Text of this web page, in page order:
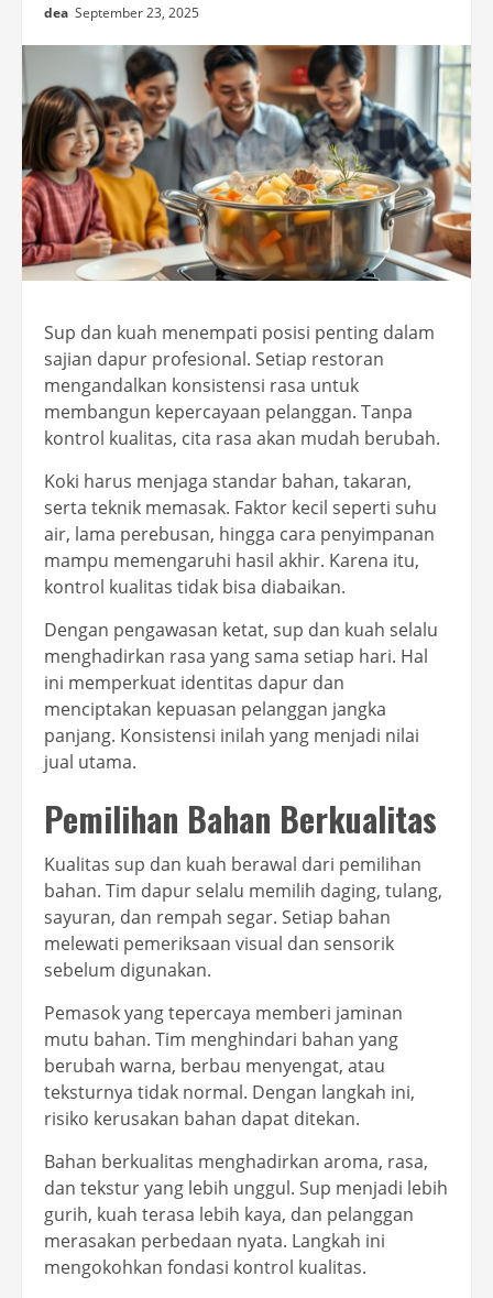
dea September 23, 2025
Sup dan kuah menempati posisi penting dalam
sajian dapur profesional. Setiap restoran
mengandalkan konsistensi rasa untuk
membangun kepercayaan pelanggan. Tanpa
kontrol kualitas, cita rasa akan mudah berubah.
Koki harus menjaga standar bahan, takaran,
serta teknik memasak. Faktor kecil seperti suhu
air, lama perebusan, hingga cara penyimpanan
mampu memengaruhi hasil akhir. Karena itu,
kontrol kualitas tidak bisa diabaikan.
Dengan pengawasan ketat, sup dan kuah selalu
menghadirkan rasa yang sama setiap hari. Hal
ini memperkuat identitas dapur dan
menciptakan kepuasan pelanggan jangka
panjang. Konsistensi inilah yang menjadi nilai
jual utama.
Pemilihan Bahan Berkualitas
Kualitas sup dan kuah berawal dari pemilihan
bahan. Tim dapur selalu memilih daging, tulang,
sayuran, dan rempah segar. Setiap bahan
melewati pemeriksaan visual dan sensorik
sebelum digunakan.
Pemasok yang tepercaya memberi jaminan
mutu bahan. Tim menghindari bahan yang
berubah warna, berbau menyengat, atau
teksturnya tidak normal. Dengan langkah ini,
risiko kerusakan bahan dapat ditekan.
Bahan berkualitas menghadirkan aroma, rasa,
dan tekstur yang lebih unggul. Sup menjadi lebih
gurih, kuah terasa lebih kaya, dan pelanggan
merasakan perbedaan nyata. Langkah ini
mengokohkan fondasi kontrol kualitas.